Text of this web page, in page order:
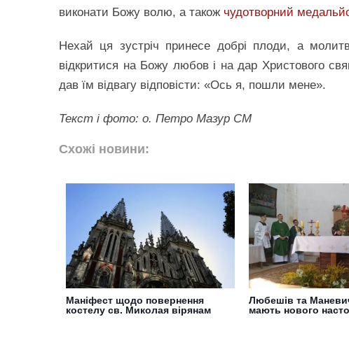
виконати Божу волю, а також чудотворний
Нехай ця зустріч принесе добрі плоди, а
відкритися на Божу любов і на дар Христового
дав їм відвагу відповісти: «Ось я, пошли мене».
Текст і фото: о. Петро Мазур СМ
Схожі новини:
Маніфест щодо повернення
костелу св. Миколая вірянам
Любешів та
мають нового